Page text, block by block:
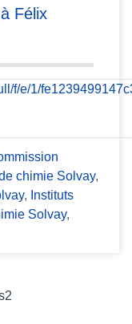
Félix
chimie Solvay,
, Instituts
Solvay,